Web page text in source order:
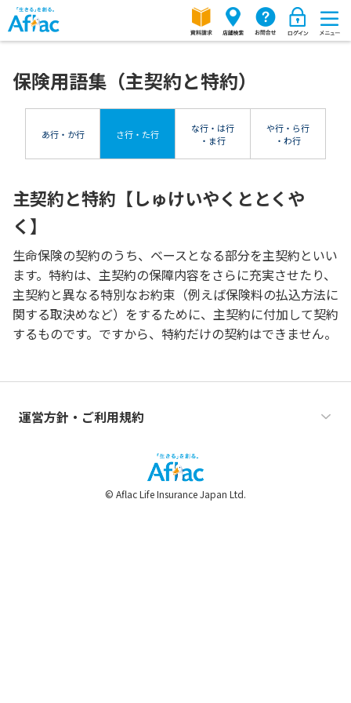
保険用語集（主契約と特約）
あ行・か行 さ行・た行
な行・は行
・ま行
や行・ら行
・わ行
主契約と特約【しゅけいやくととくや
く】
生命保険の契約のうち、ベースとなる部分を主契約といい
ます。特約は、主契約の保障内容をさらに充実させたり、
主契約と異なる特別なお約束（例えば保険料の払込方法に
関する取決めなど）をするために、主契約に付加して契約
するものです。ですから、特約だけの契約はできません。
運営方針・ご利用規約
© Aflac Life Insurance Japan Ltd.